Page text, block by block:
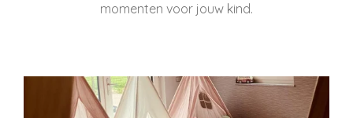
momenten voor jouw kind.